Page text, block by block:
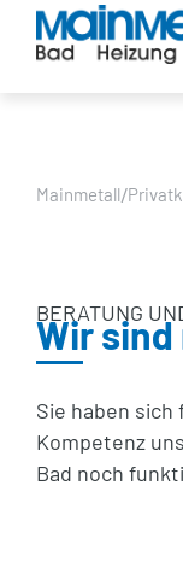
Mainmetall/
BERATUNG
Wir
Sie haben
Kompetenz
Bad noch